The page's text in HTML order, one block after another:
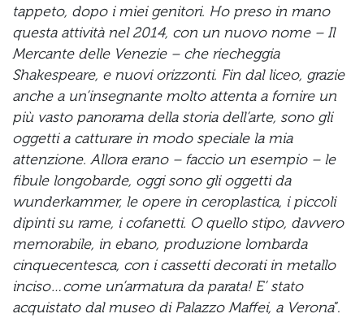
tappeto, dopo i miei genitori. Ho preso in mano
questa attività nel 2014, con un nuovo nome – Il
Mercante delle Venezie – che riecheggia
Shakespeare, e nuovi orizzonti. Fin dal liceo, grazie
anche a un’insegnante molto attenta a fornire un
più vasto panorama della storia dell’arte, sono gli
oggetti a catturare in modo speciale la mia
attenzione. Allora erano – faccio un esempio – le
fibule longobarde, oggi sono gli oggetti da
wunderkammer, le opere in ceroplastica, i piccoli
dipinti su rame, i cofanetti. O quello stipo, davvero
memorabile, in ebano, produzione lombarda
cinquecentesca, con i cassetti decorati in metallo
inciso…come un’armatura da parata! E’ stato
acquistato dal museo di Palazzo Maffei, a Verona”.